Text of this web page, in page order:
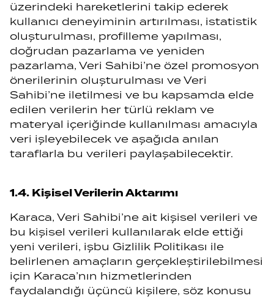
üzerindeki hareketlerini takip ederek
kullanıcı deneyiminin artırılması, istatistik
oluşturulması, profilleme yapılması,
doğrudan pazarlama ve yeniden
pazarlama, Veri Sahibi’ne özel promosyon
önerilerinin oluşturulması ve Veri
Sahibi’ne iletilmesi ve bu kapsamda elde
edilen verilerin her türlü reklam ve
materyal içeriğinde kullanılması amacıyla
veri işleyebilecek ve aşağıda anılan
taraflarla bu verileri paylaşabilecektir.
1.4. Kişisel Verilerin Aktarımı
Karaca, Veri Sahibi’ne ait kişisel verileri ve
bu kişisel verileri kullanılarak elde ettiği
yeni verileri, işbu Gizlilik Politikası ile
belirlenen amaçların gerçekleştirilebilmesi
için Karaca’nın hizmetlerinden
faydalandığı üçüncü kişilere, söz konusu